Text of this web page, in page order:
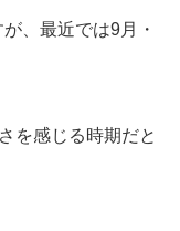
、最近では9月・
を感じる時期だと